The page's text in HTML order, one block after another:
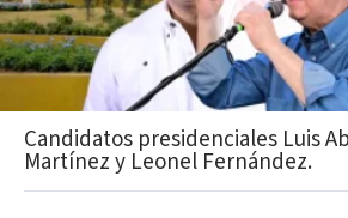
Candidatos presidenciales Luis
Martínez y Leonel Fernández.